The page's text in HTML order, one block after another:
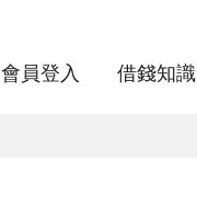
會員登入 借錢知識